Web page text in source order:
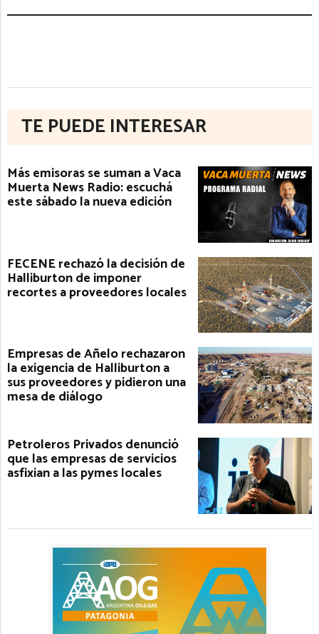
TE PUEDE INTERESAR
Más emisoras se suman a Vaca
Muerta News Radio: escuchá
este sábado la nueva edición
FECENE rechazó la decisión de
Halliburton de imponer
recortes a proveedores locales
Empresas de Añelo rechazaron
la exigencia de Halliburton a
sus proveedores y pidieron una
mesa de diálogo
Petroleros Privados denunció
que las empresas de servicios
asfixian a las pymes locales